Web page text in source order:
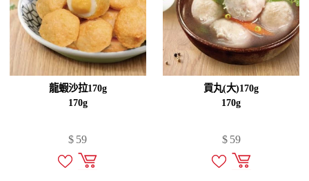
龍蝦沙拉170g
170g
$ 59
貢丸(大)170g
170g
$ 59